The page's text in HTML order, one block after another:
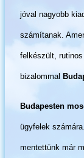
jóval nagyobb
számítanak.
felkészült,
bizalommal
Budapesten
ügyfelek
mentettünk már